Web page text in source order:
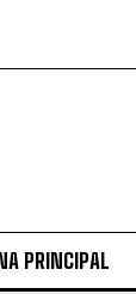
PRINCIPAL